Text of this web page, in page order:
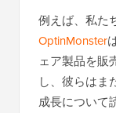
例えば、私た
OptinMonster
ェア製品を販
し、彼らはま
成長について